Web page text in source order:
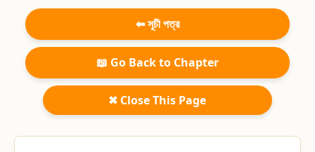
⬅ সূচী পত্র
📖 Go Back to Chapter
✖ Close This Page